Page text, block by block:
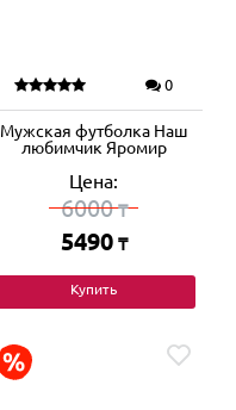
0
Мужская футболка Наш
любимчик Яромир
Цена:
6000₸
5490 ₸
Купить